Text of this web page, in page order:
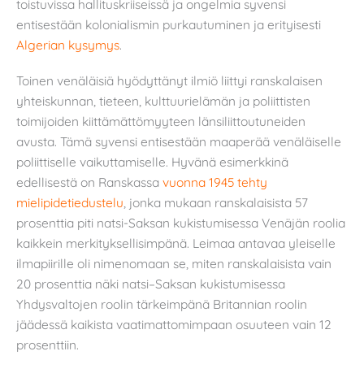
toistuvissa hallituskriiseissä ja ongelmia syvensi
entisestään kolonialismin purkautuminen ja erityisesti
Algerian kysymys.
Toinen venäläisiä hyödyttänyt ilmiö liittyi ranskalaisen
yhteiskunnan, tieteen, kulttuurielämän ja poliittisten
toimijoiden kiittämättömyyteen länsiliittoutuneiden
avusta. Tämä syvensi entisestään maaperää venäläiselle
poliittiselle vaikuttamiselle. Hyvänä esimerkkinä
edellisestä on Ranskassa vuonna 1945 tehty
mielipidetiedustelu , jonka mukaan ranskalaisista 57
prosenttia piti natsi-Saksan kukistumisessa Venäjän roolia
kaikkein merkityksellisimpänä. Leimaa antavaa yleiselle
ilmapiirille oli nimenomaan se, miten ranskalaisista vain
20 prosenttia näki natsi–Saksan kukistumisessa
Yhdysvaltojen roolin tärkeimpänä Britannian roolin
jäädessä kaikista vaatimattomimpaan osuuteen vain 12
prosenttiin.